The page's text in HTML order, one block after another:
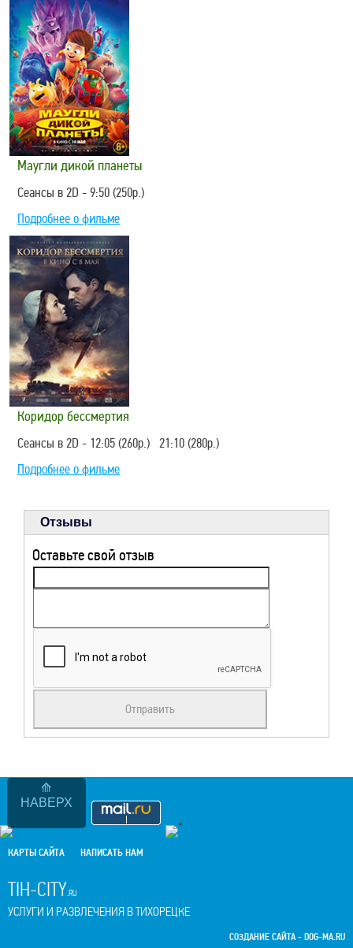
НАВЕРХ
Маугли дикой планеты
Сеансы в 2D - 9:50 (250р.)
Подробнее о фильме
Коридор бессмертия
Сеансы в 2D - 12:05 (260р.) 21:10 (280р.)
Подробнее о фильме
Отзывы
Оставьте свой отзыв
.
КАРТЫ САЙТА НАПИСАТЬ НАМ
TIH-CITY.RU
УСЛУГИ И РАЗВЛЕЧЕНИЯ В ТИХОРЕЦКЕ
СОЗДАНИЕ САЙТА - DOG-MA.RU